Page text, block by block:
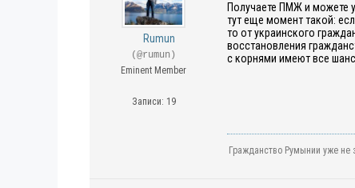
Rumun
(@rumun)
Eminent Member
Записи: 19
Получаете ПМЖ и можете
тут еще момент такой:
то от украинского
восстановления
с корнями имеют все
Гражданство Румынии уже не